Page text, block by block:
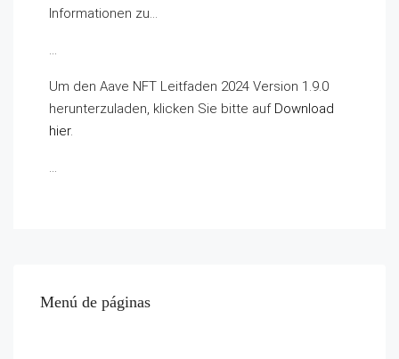
Informationen zu…
…
Um den Aave NFT Leitfaden 2024 Version 1.9.0
herunterzuladen, klicken Sie bitte auf Download
hier.
…
Menú de páginas